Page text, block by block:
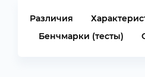
Различия
Бенчмарки (тесты)